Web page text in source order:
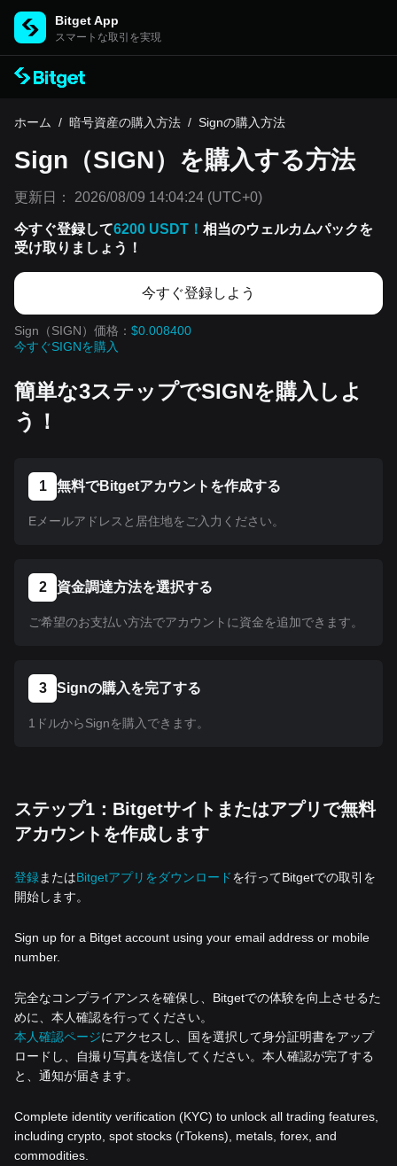
Bitget App
スマートな取引を実現
ホーム / 暗号資産の購入方法 / Signの購入方法
Sign（SIGN）を購入する方法
更新日： 2026/08/09 14:04:24 (UTC+0)
今すぐ登録して6200 USDT！ 相当のウェルカムパックを
受け取りましょう！
今すぐ登録しよう
Sign（SIGN）価格： $0.008400
今すぐSIGNを購入
簡単な3ステップでSIGNを購入しよ
う！
1 無料でBitgetアカウントを作成する
Eメールアドレスと居住地をご入力ください。
2 資金調達方法を選択する
ご希望のお支払い方法でアカウントに資金を追加できます。
3 Signの購入を完了する
1ドルからSignを購入できます。
ステップ1：Bitgetサイトまたはアプリで無料
アカウントを作成します
登録またはBitgetアプリをダウンロードを行ってBitgetでの取引を
開始します。
Sign up for a Bitget account using your email address or mobile
number.
完全なコンプライアンスを確保し、Bitgetでの体験を向上させるた
めに、本人確認を行ってください。
本人確認ページにアクセスし、国を選択して身分証明書をアップ
ロードし、自撮り写真を送信してください。本人確認が完了する
と、通知が届きます。
Complete identity verification (KYC) to unlock all trading features,
including crypto, spot stocks (rTokens), metals, forex, and
commodities.